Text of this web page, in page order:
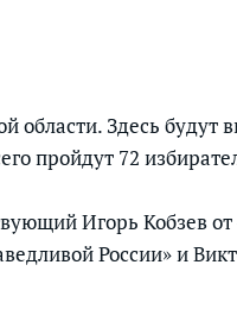
области. Здесь будут
пройдут 72
Игорь Кобзев
России» и